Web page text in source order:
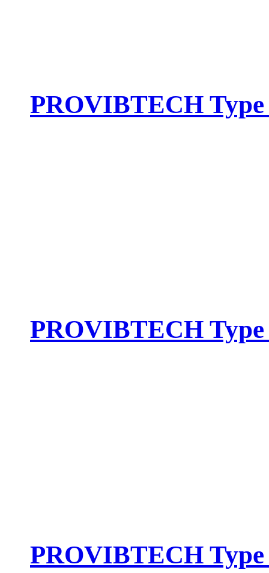
PROVIBTECH Type
PROVIBTECH Type
PROVIBTECH Type